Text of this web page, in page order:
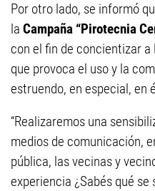
Por otro lado, se informó
la Campaña “Pirotecnia
con el fin de concientizar
que provoca el uso y la
estruendo, en especial, en
“Realizaremos una
medios de comunicación,
pública, las vecinas y
experiencia ¿Sabés qué se